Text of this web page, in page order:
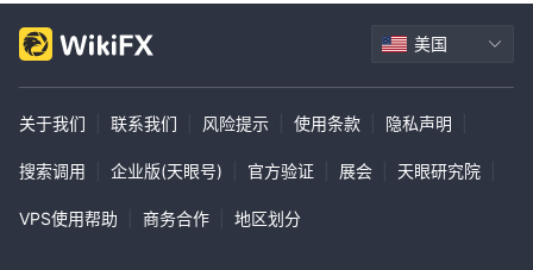
美国
关于我们 联系我们 风险提示 使用条款 隐私声明
搜索调用 企业版(天眼号) 官方验证 展会 天眼研究院
VPS使用帮助 商务合作 地区划分